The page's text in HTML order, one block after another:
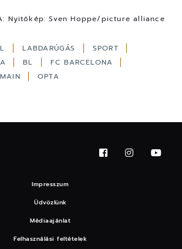
Nyitókép: Sven Hoppe/picture alliance
LABDARÚGÁS
SPORT
BL
FC BARCELONA
OPTA
Impresszum
Üdvözlünk
Médiaajánlat
Felhasználási feltételek